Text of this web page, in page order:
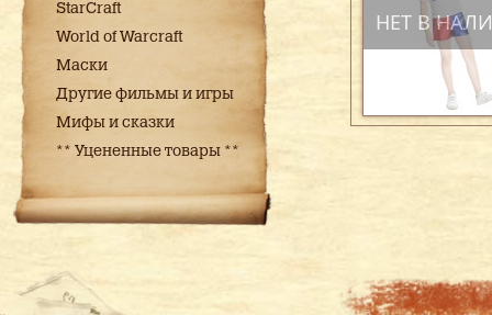
StarCraft
World of Warcraft
Маски
Другие фильмы и игры
Мифы и сказки
** Уцененные товары **
НЕТ В